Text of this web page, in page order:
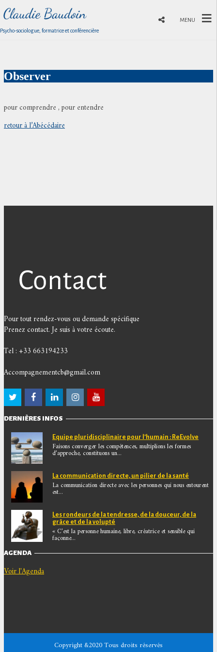
Psycho-sociologue, formatrice et conférencière
MENU
Observer
pour comprendre , pour entendre
retour à l’Abécédaire
Pour tout rendez-vous ou demande spécifique
Prenez contact. Je suis à votre écoute.
Tel : +33 663194233
Accompagnementcb@gmail.com
DERNIÈRES INFOS
Equipe pluridisciplinaire pour l’humain : ReEvolve
Faisons converger les compétences, multiplions les formes
d’approche, constituons un...
La communication directe, un pilier de la santé
La communication directe avec les personnes qui nous entourent
est...
Les rondeurs de la tendresse, de la douceur, de la
grâce et de la volupté
« C’est la personne humaine, libre, créatrice et sensible qui
façonne...
AGENDA
Voir l'Agenda
Copyright &2020 Tous droits réservés